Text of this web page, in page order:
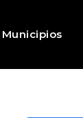
Municipios